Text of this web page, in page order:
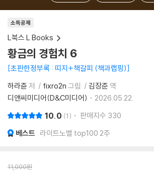
소득공제
L북스 L Books
황금의 경험치 6
초판한정부록 : 띠지+책갈피 (책과랩핑)
하라쥰 저 fixro2n 그림 김장준 역
디앤씨미디어(D&C미디어)
2026.05.22.
10.0 1 판매지수 330
베스트 라이트노벨 top100 2주
11,000원